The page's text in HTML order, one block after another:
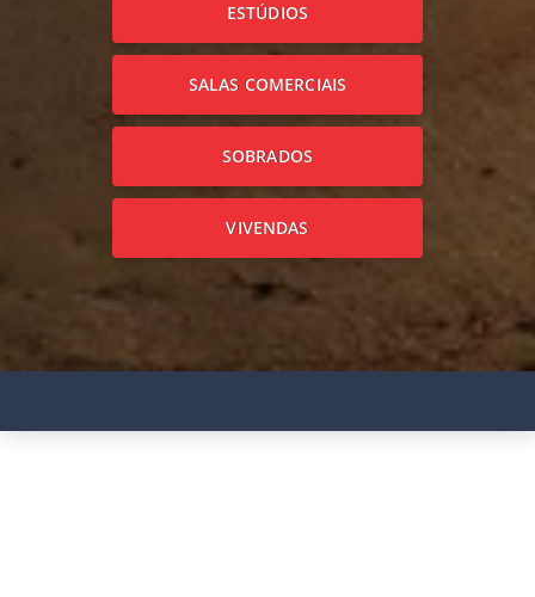
ESTÚDIOS
SALAS COMERCIAIS
SOBRADOS
VIVENDAS